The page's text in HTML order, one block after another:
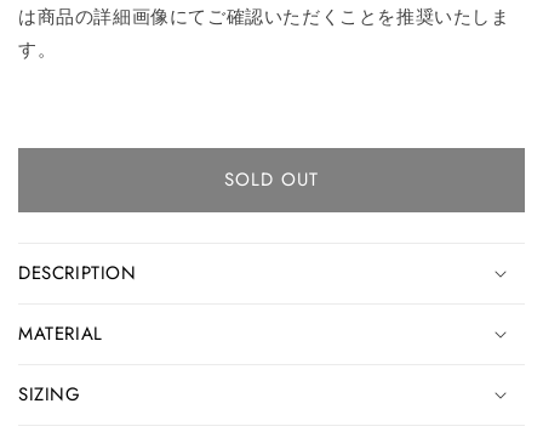
は商品の詳細画像にてご確認いただくことを推奨いたしま
す。
SOLD OUT
DESCRIPTION
MATERIAL
SIZING